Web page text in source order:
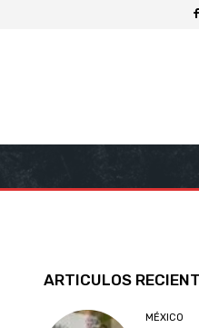
ARTICULOS
MÉXICO